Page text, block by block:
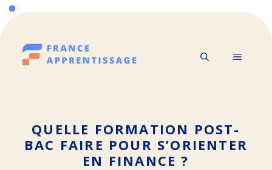
Aller
au
contenu
MENU
QUELLE FORMATION POST-
BAC FAIRE POUR S’ORIENTER
EN FINANCE ?